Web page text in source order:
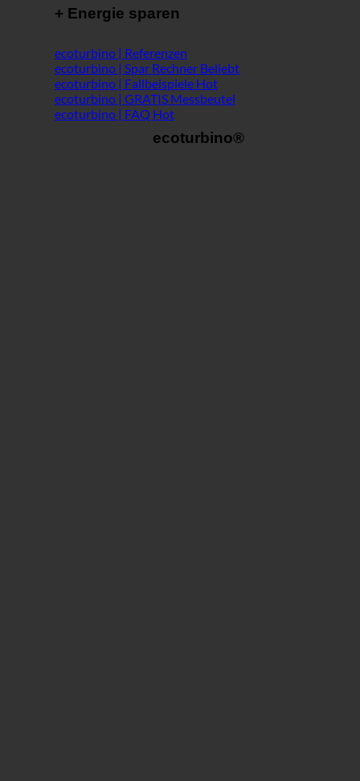
+ Energie sparen
ecoturbino | Referenzen
ecoturbino | Spar Rechner
ecoturbino | Fallbeispiele
ecoturbino | GRATIS Messbeutel
ecoturbino | FAQ
ecoturbino®